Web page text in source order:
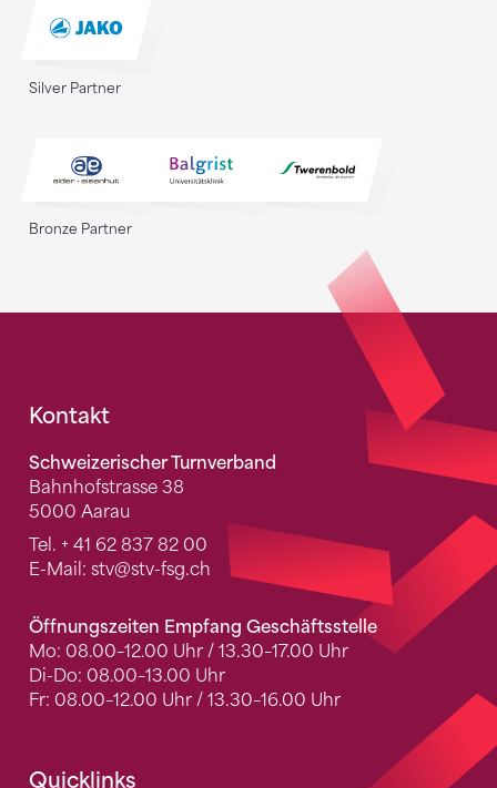
Silver Partner
Bronze Partner
Fusszeile
Kontakt
Schweizerischer Turnverband
Bahnhofstrasse 38
5000 Aarau
Tel. + 41 62 837 82 00
E-Mail: stv@stv-fsg.ch
Öffnungszeiten Empfang Geschäftsstelle
Mo: 08.00–12.00 Uhr / 13.30–17.00 Uhr
Di-Do: 08.00–13.00 Uhr
Fr: 08.00–12.00 Uhr / 13.30–16.00 Uhr
Quicklinks